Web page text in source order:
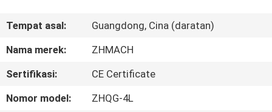
KAMI
PABRIK
Tempat asal:
Guangdong, Cina (daratan)
Nama merek:
ZHMACH
Sertifikasi:
CE Certificate
Nomor model:
ZHQG-4L